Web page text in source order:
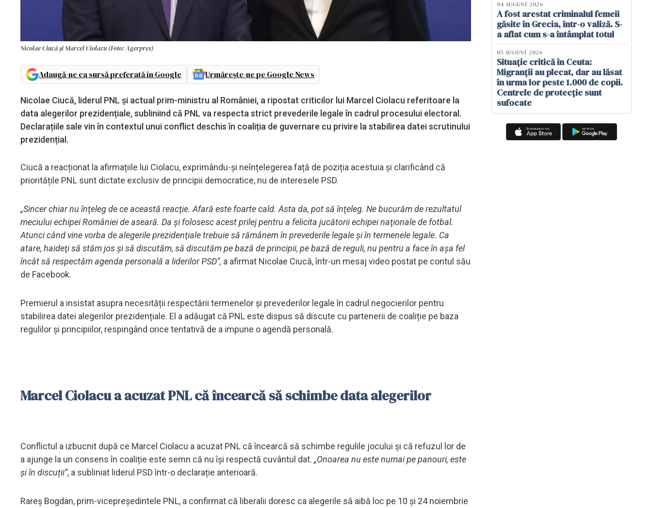
Nicolae Ciucă și Marcel Ciolacu (Foto: Agerpres)
Adaugă-ne ca sursă preferată în Google Urmărește-ne pe Google News
Nicolae Ciucă, liderul PNL și actual prim-ministru al României, a ripostat criticilor lui Marcel Ciolacu referitoare la
data alegerilor prezidențiale, subliniind că PNL va respecta strict prevederile legale în cadrul procesului electoral.
Declarațiile sale vin în contextul unui conflict deschis în coaliția de guvernare cu privire la stabilirea datei scrutinului
prezidențial.
Ciucă a reacționat la afirmațiile lui Ciolacu, exprimându-și neînțelegerea față de poziția acestuia și clarificând că
prioritățile PNL sunt dictate exclusiv de principii democratice, nu de interesele PSD.
„Sincer chiar nu înţeleg de ce această reacţie. Afară este foarte cald. Asta da, pot să înţeleg. Ne bucurăm de rezultatul
meciului echipei României de aseară. Da şi folosesc acest prilej pentru a felicita jucătorii echipei naţionale de fotbal.
Atunci când vine vorba de alegerile prezidenţiale trebuie să rămânem în prevederile legale şi în termenele legale. Ca
atare, haideţi să stăm jos şi să discutăm, să discutăm pe bază de principii, pe bază de reguli, nu pentru a face în aşa fel
încât să respectăm agenda personală a liderilor PSD”, a afirmat Nicolae Ciucă, într-un mesaj video postat pe contul său
de Facebook.
Premierul a insistat asupra necesității respectării termenelor și prevederilor legale în cadrul negocierilor pentru
stabilirea datei alegerilor prezidențiale. El a adăugat că PNL este dispus să discute cu partenerii de coaliție pe baza
regulilor și principiilor, respingând orice tentativă de a impune o agendă personală.
Marcel Ciolacu a acuzat PNL că încearcă să schimbe data alegerilor
Conflictul a izbucnit după ce Marcel Ciolacu a acuzat PNL că încearcă să schimbe regulile jocului și că refuzul lor de
a ajunge la un consens în coaliție este semn că nu își respectă cuvântul dat. „Onoarea nu este numai pe panouri, este
și în discuții”, a subliniat liderul PSD într-o declarație anterioară.
Rareș Bogdan, prim-vicepreședintele PNL, a confirmat că liberalii doresc ca alegerile să aibă loc pe 10 și 24 noiembrie
04 AUGUST 2026
A fost arestat criminalul femeii
găsite în Grecia, într-o valiză. S-
a aflat cum s-a întâmplat totul
05 AUGUST 2026
Situație critică în Ceuta:
Migranții au plecat, dar au lăsat
în urma lor peste 1.000 de copii.
Centrele de protecție sunt
sufocate